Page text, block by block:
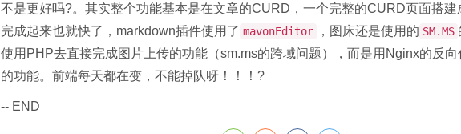
不是更好吗?。其实整个功能基本是在文章的CURD，一个完整的CURD页面搭
完成起来也就快了，markdown插件使用了 mavonEditor ，图床还是使用的 SM.MS
使用PHP去直接完成图片上传的功能（sm.ms的跨域问题），而是用Nginx的反
的功能。前端每天都在变，不能掉队呀！！！?
-- END